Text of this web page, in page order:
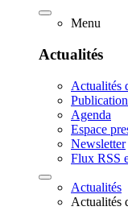
Menu
Actualités
Actualités
Agenda
Espace
Newsletter
Flux RSS
Actualités
Actualités